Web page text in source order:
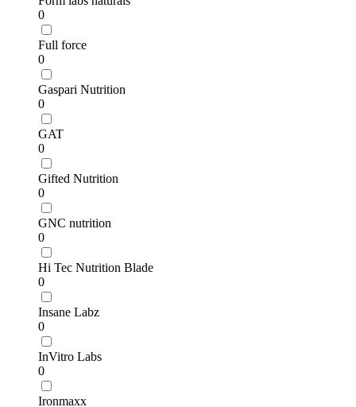
0
Full force
0
Gaspari Nutrition
0
GAT
0
Gifted Nutrition
0
GNC nutrition
0
Hi Tec Nutrition Blade
0
Insane Labz
0
InVitro Labs
0
Ironmaxx